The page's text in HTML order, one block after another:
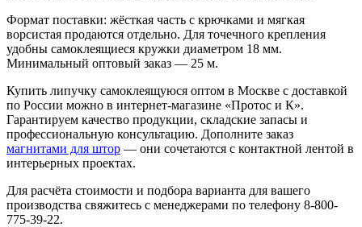
Формат поставки: жёсткая часть с крючками и мягкая
ворсистая продаются отдельно. Для точечного крепления
удобны самоклеящиеся кружки диаметром 18 мм.
Минимальный оптовый заказ — 25 м.
Купить липучку самоклеящуюся оптом в Москве с доставкой
по России можно в интернет-магазине «Протос и К».
Гарантируем качество продукции, складские запасы и
профессиональную консультацию. Дополните заказ
магнитами для штор — они сочетаются с контактной лентой в
интерьерных проектах.
Для расчёта стоимости и подбора варианта для вашего
производства свяжитесь с менеджерами по телефону 8-800-
775-39-22.